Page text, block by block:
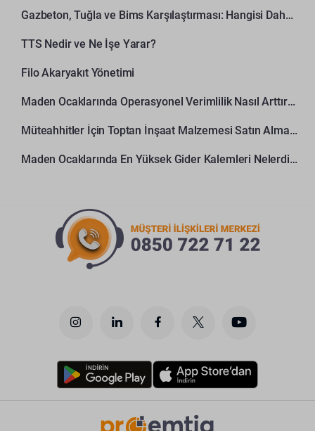
Gazbeton, Tuğla ve Bims Karşılaştırması: Hangisi Daha Avantajlı?
TTS Nedir ve Ne İşe Yarar?
Filo Akaryakıt Yönetimi
Maden Ocaklarında Operasyonel Verimlilik Nasıl Arttırılır?
Müteahhitler İçin Toptan İnşaat Malzemesi Satın Alma Rehberi
Maden Ocaklarında En Yüksek Gider Kalemleri Nelerdir?